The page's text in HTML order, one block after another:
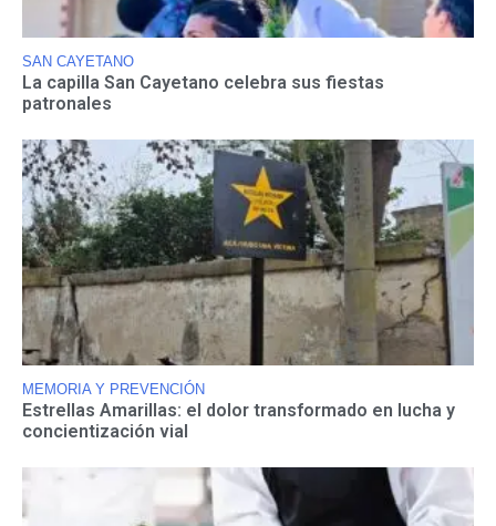
SAN CAYETANO
La capilla San Cayetano celebra sus fiestas
patronales
MEMORIA Y PREVENCIÓN
Estrellas Amarillas: el dolor transformado en lucha y
concientización vial